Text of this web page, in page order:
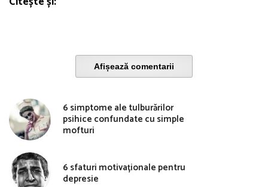
Afișează comentarii
6 simptome ale tulburărilor
psihice confundate cu simple
mofturi
6 sfaturi motivaționale pentru
depresie